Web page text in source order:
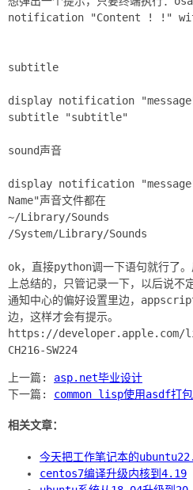
notification "Content ! !"
subtitle
display notification
subtitle "subtitle"
sound声音
display notification "message"
Name"声音文件都在
~/Library/Sounds
/System/Library/Sounds
ok，直接python调一下语句就行了
上总结的，只管记录一下，以后说不
通知中心的偏好设置里边，
边，这样才会有提示。
https://developer.apple.com/
上一篇: asp.net毕业设计
下一篇: common lisp使用asdf打
相关文章：
今天把工作笔记本的
centos7编译升级内核到4.19